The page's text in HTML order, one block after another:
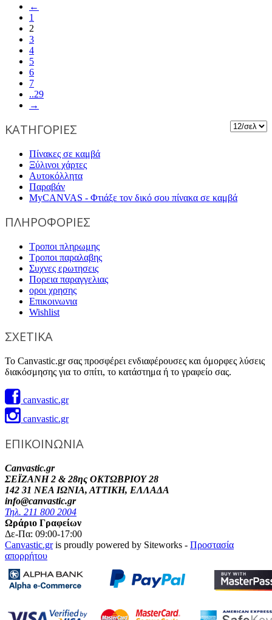
←
1
2
3
4
5
6
7
..29
→
ΚΑΤΗΓΟΡΙΕΣ
Πίνακες σε καμβά
Ξύλινοι χάρτες
Αυτοκόλλητα
Παραβάν
MyCANVAS - Φτιάξε τον δικό σου πίνακα σε καμβά
ΠΛΗΡΟΦΟΡΙΕΣ
Τροποι πληρωμης
Τροποι παραλαβης
Συχνες ερωτησεις
Πορεια παραγγελιας
οροι χρησης
Επικοινωνια
Wishlist
ΣΧΕΤΙΚΑ
Το Canvastic.gr σας προσφέρει ενδιαφέρουσες και όμορφες λύσεις
διακόσμησης για το σπίτι, το κατάστημα ή το γραφείο σας.
canvastic.gr
canvastic.gr
ΕΠΙΚΟΙΝΩΝΙΑ
Canvastic.gr
ΣΕΪΖΑΝΗ 2 & 28ης ΟΚΤΩΒΡΙΟΥ 28
142 31 ΝΕΑ ΙΩΝΙΑ, ΑΤΤΙΚΗ, ΕΛΛΑΔΑ
info@canvastic.gr
Τηλ. 211 800 2004
Ωράριο Γραφείων
Δε-Πα: 09:00-17:00
Canvastic.gris proudly powered by Siteworks - Προστασία
απορρήτου